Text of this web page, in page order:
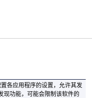
各应用程序的设置，允许其发
现功能，可能会限制该软件的